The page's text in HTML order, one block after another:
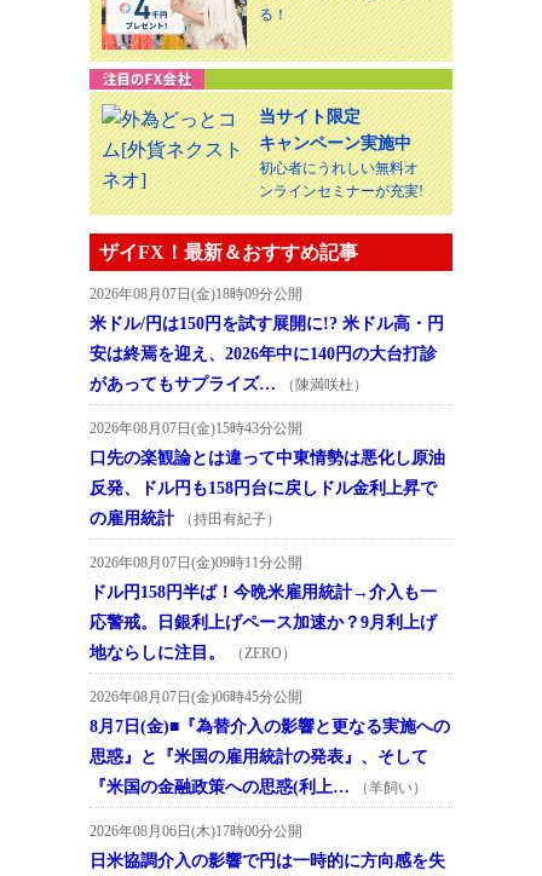
る！
当サイト限定
キャンペーン実施中
初心者にうれしい無料オ
ンラインセミナーが充実!
ザイFX！最新＆おすすめ記事
2026年08月07日(金)18時09分公開
米ドル/円は150円を試す展開に!? 米ドル高・円
安は終焉を迎え、2026年中に140円の大台打診
があってもサプライズ…
（陳満咲杜）
2026年08月07日(金)15時43分公開
口先の楽観論とは違って中東情勢は悪化し原油
反発、ドル円も158円台に戻しドル金利上昇で
の雇用統計
（持田有紀子）
2026年08月07日(金)09時11分公開
ドル円158円半ば！今晩米雇用統計→介入も一
応警戒。日銀利上げペース加速か？9月利上げ
地ならしに注目。
（ZERO）
2026年08月07日(金)06時45分公開
8月7日(金)■『為替介入の影響と更なる実施への
思惑』と『米国の雇用統計の発表』、そして
『米国の金融政策への思惑(利上…
（羊飼い）
2026年08月06日(木)17時00分公開
日米協調介入の影響で円は一時的に方向感を失